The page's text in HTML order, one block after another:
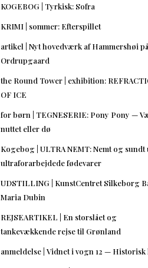
KOGEBOG | Tyrkisk: Sofra
KRIMI | sommer: Efterspillet
artikel | Nyt hovedværk af Hammershøi på
Ordrupgaard
the Round Tower | exhibition:
OF ICE
for børn | TEGNESERIE: Pony Pony —
nuttet eller dø
Kogebog | ULTRA NEMT: Nemt og sundt
ultraforarbejdede fødevarer
UDSTILLING | KunstCentret Silkeborg
Maria Dubin
REJSEARTIKEL | En storslået og
tankevækkende rejse til Grønland
anmeldelse | Vidnet i vogn 12 —